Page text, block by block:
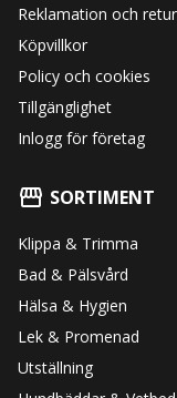
Reklamation och retur
Köpvillkor
Policy och cookies
Tillgänglighet
Inlogg för företag
SORTIMENT
Klippa & Trimma
Bad & Pälsvård
Hälsa & Hygien
Lek & Promenad
Utställning